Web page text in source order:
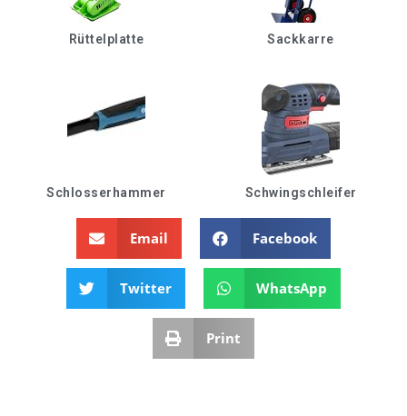
Rüttelplatte Sackkarre
Schlosserhammer Schwingschleifer
Email Facebook
Twitter WhatsApp
Print